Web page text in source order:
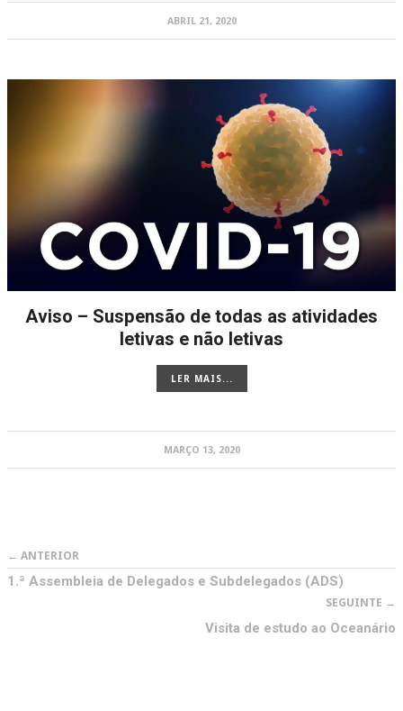
ABRIL 21, 2020
Aviso – Suspensão de todas as atividades
letivas e não letivas
LER MAIS...
MARÇO 13, 2020
← ANTERIOR
1.ª Assembleia de Delegados e Subdelegados (ADS)
SEGUINTE →
Visita de estudo ao Oceanário